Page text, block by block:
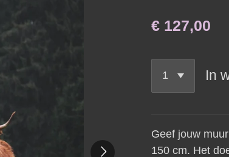
€ 127,00
In
Geef jouw
150 cm. Het